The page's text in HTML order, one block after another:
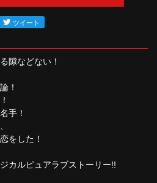
隙などない！
！
手！
をした！
カルピュアラブストーリー!!